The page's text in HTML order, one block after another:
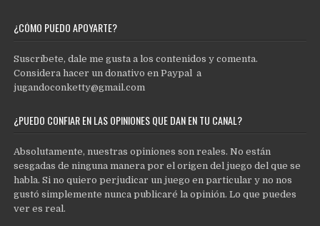
¿CÓMO PUEDO APOYARTE?
Suscríbete, dale me gusta a los contenidos y comenta.
Considera hacer un donativo en Paypal a
jugandoconketty@gmail.com
¿PUEDO CONFIAR EN LAS OPINIONES QUE DAN EN TU CANAL?
Absolutamente, nuestras opiniones son reales. No están
sesgadas de ninguna manera por el origen del juego del que se
habla. Si no quiero perjudicar un juego en particular y no nos
gustó simplemente nunca publicaré la opinión. Lo que puedes
ver es real.